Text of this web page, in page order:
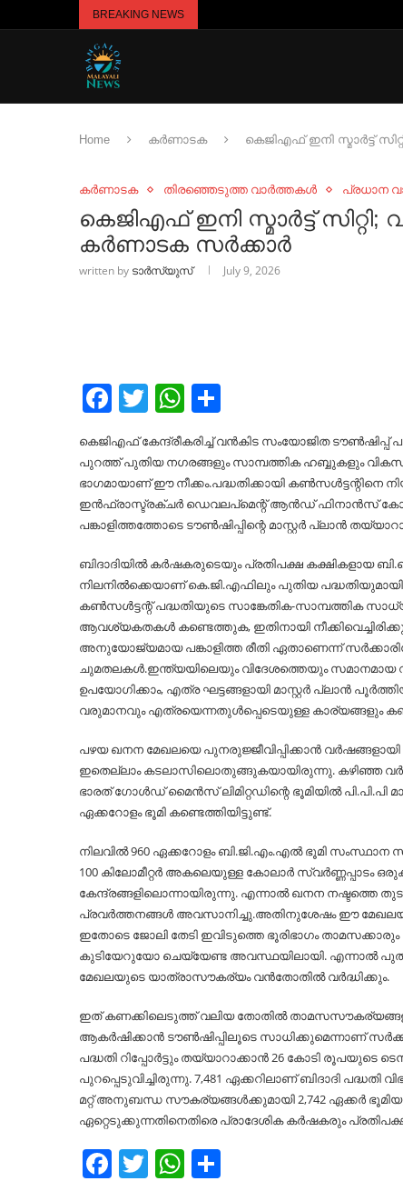
BREAKING NEWS
Home കർണാടക കെജിഎഫ് ഇനി സ്മാര്‍ട്ട്
കർണാടക തിരഞ്ഞെടുത്ത വാർത്തകൾ പ്രധാന
കെജിഎഫ് ഇനി സ്മാര്‍ട്ട്
കര്‍ണാടക സര്‍ക്കാര്‍
written by ടാർസ്യുസ് July 9, 2026
Facebook
TwitterWhatsApp
കെജിഎഫ് കേന്ദ്രീകരിച്ച്‌ വൻകിട സംയോജിത
പുറത്ത് പുതിയ നഗരങ്ങളും സാമ്പത്തിക ഹബ്ബുകളും
ഭാഗമായാണ് ഈ നീക്കം.പദ്ധതിക്കായി
ഇൻഫ്രാസ്ട്രക്ചർ ഡെവലപ്‌മെന്റ് ആൻഡ് ഫിനാൻസ്
പങ്കാളിത്തത്തോടെ ടൗണ്‍ഷിപ്പിന്റെ മാസ്റ്റർ പ്ലാൻ
ബിദാദിയില്‍ കർഷകരുടെയും പ്രതിപക്ഷ കക്ഷികളായ
നിലനില്‍ക്കെയാണ് കെ.ജി.എഫിലും പുതിയ
കണ്‍സള്‍ട്ടന്റ് പദ്ധതിയുടെ സാങ്കേതിക-സാമ്പത്തിക
ആവശ്യകതകള്‍ കണ്ടെത്തുക, ഇതിനായി
അനുയോജ്യമായ പങ്കാളിത്ത രീതി ഏതാണെന്ന്
ചുമതലകള്‍.ഇന്ത്യയിലെയും വിദേശത്തെയും സമാനമായ
ഉപയോഗിക്കാം, എത്ര ഘട്ടങ്ങളായി മാസ്റ്റർ പ്ലാൻ
വരുമാനവും എത്രയെന്നതുള്‍പ്പെടെയുള്ള കാര്യങ്ങളും
പഴയ ഖനന മേഖലയെ പുനരുജ്ജീവിപ്പിക്കാൻ വർഷങ്ങളായി
ഇതെല്ലാം കടലാസിലൊതുങ്ങുകയായിരുന്നു. കഴിഞ്ഞ
ഭാരത് ഗോള്‍ഡ് മൈൻസ് ലിമിറ്റഡിന്റെ ഭൂമിയില്‍ പി.പി.പി
ഏക്കറോളം ഭൂമി കണ്ടെത്തിയിട്ടുണ്ട്.
നിലവില്‍ 960 ഏക്കറോളം ബി.ജി.എം.എല്‍ ഭൂമി സംസ്ഥാന
100 കിലോമീറ്റർ അകലെയുള്ള കോലാർ സ്വർണ്ണപ്പാടം
കേന്ദ്രങ്ങളിലൊന്നായിരുന്നു. എന്നാല്‍ ഖനന നഷ്ടത്തെ
പ്രവർത്തനങ്ങള്‍ അവസാനിച്ചു.അതിനുശേഷം ഈ
ഇതോടെ ജോലി തേടി ഇവിടുത്തെ ഭൂരിഭാഗം
കുടിയേറുയോ ചെയ്യേണ്ട അവസ്ഥയിലായി. എന്നാല്‍
മേഖലയുടെ യാത്രാസൗകര്യം വൻതോതില്‍ വർദ്ധിക്കും.
ഇത് കണക്കിലെടുത്ത് വലിയ തോതില്‍
ആകർഷിക്കാൻ ടൗണ്‍ഷിപ്പിലൂടെ സാധിക്കുമെന്നാണ്
പദ്ധതി റിപ്പോർട്ടും തയ്യാറാക്കാൻ 26 കോടി രൂപയുടെ
പുറപ്പെടുവിച്ചിരുന്നു. 7,481 ഏക്കറിലാണ് ബിദാദി
മറ്റ് അനുബന്ധ സൗകര്യങ്ങള്‍ക്കുമായി 2,742 ഏക്കർ ഭൂമിയും
ഏറ്റെടുക്കുന്നതിനെതിരെ പ്രാദേശിക കർഷകരും
Facebook
TwitterWhatsApp